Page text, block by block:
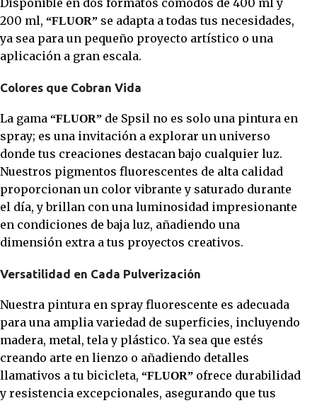
Disponible en dos formatos cómodos de 400 ml y
200 ml, “FLUOR” se adapta a todas tus necesidades,
ya sea para un pequeño proyecto artístico o una
aplicación a gran escala.
Colores que Cobran Vida
La gama “FLUOR” de Spsil no es solo una pintura en
spray; es una invitación a explorar un universo
donde tus creaciones destacan bajo cualquier luz.
Nuestros pigmentos fluorescentes de alta calidad
proporcionan un color vibrante y saturado durante
el día, y brillan con una luminosidad impresionante
en condiciones de baja luz, añadiendo una
dimensión extra a tus proyectos creativos.
Versatilidad en Cada Pulverización
Nuestra pintura en spray fluorescente es adecuada
para una amplia variedad de superficies, incluyendo
madera, metal, tela y plástico. Ya sea que estés
creando arte en lienzo o añadiendo detalles
llamativos a tu bicicleta, “FLUOR” ofrece durabilidad
y resistencia excepcionales, asegurando que tus